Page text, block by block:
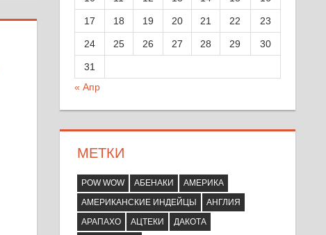
17 18 19 20 21 22 23
24 25 26 27 28 29 30
31
« Апр
МЕТКИ
POW WOW АБЕНАКИ
АМЕРИКА
АМЕРИКАНСКИЕ ИНДЕЙЦЫ
АНГЛИЯ
АРАПАХО
АЦТЕКИ
ДАКОТА